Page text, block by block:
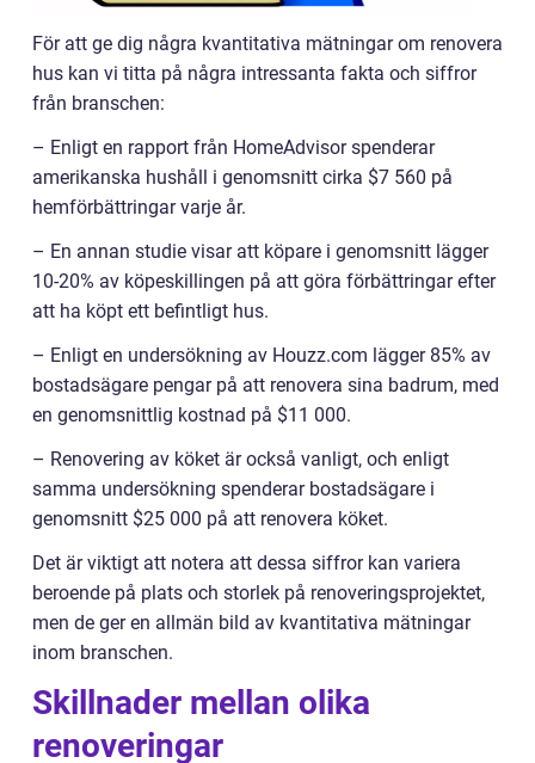
För att ge dig några kvantitativa mätningar om renovera
hus kan vi titta på några intressanta fakta och siffror
från branschen:
– Enligt en rapport från HomeAdvisor spenderar
amerikanska hushåll i genomsnitt cirka $7 560 på
hemförbättringar varje år.
– En annan studie visar att köpare i genomsnitt lägger
10-20% av köpeskillingen på att göra förbättringar efter
att ha köpt ett befintligt hus.
– Enligt en undersökning av Houzz.com lägger 85% av
bostadsägare pengar på att renovera sina badrum, med
en genomsnittlig kostnad på $11 000.
– Renovering av köket är också vanligt, och enligt
samma undersökning spenderar bostadsägare i
genomsnitt $25 000 på att renovera köket.
Det är viktigt att notera att dessa siffror kan variera
beroende på plats och storlek på renoveringsprojektet,
men de ger en allmän bild av kvantitativa mätningar
inom branschen.
Skillnader mellan olika
renoveringar